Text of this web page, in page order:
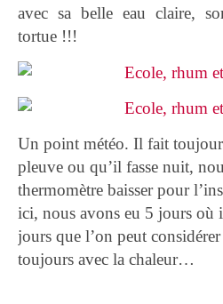
avec sa belle eau claire,
tortue !!!
Un point météo. Il fait
pleuve ou qu’il fasse nuit,
thermomètre baisser pour
ici, nous avons eu 5 jours où
jours que l’on peut
toujours avec la chaleur…